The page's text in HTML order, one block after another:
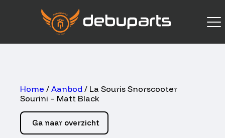
Home / Aanbod / La Souris Snorscooter
Sourini – Matt Black
Ga naar overzicht